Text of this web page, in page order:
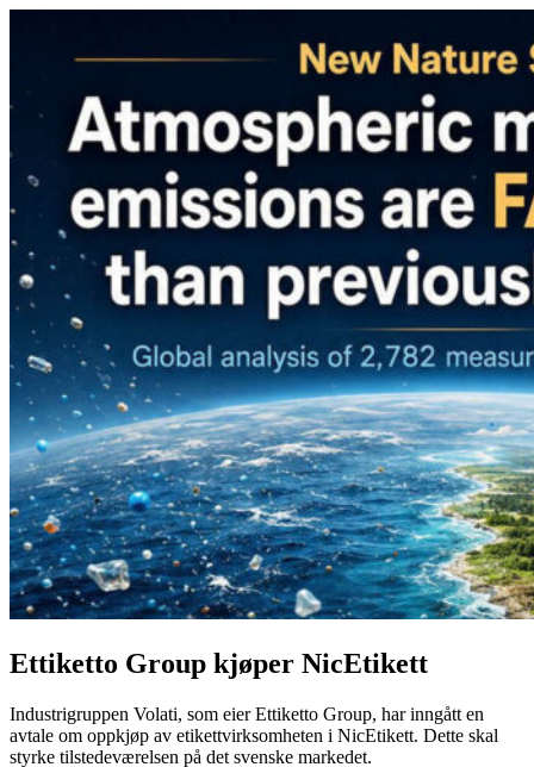
Ettiketto Group kjøper NicEtikett
Industrigruppen Volati, som eier Ettiketto Group, har inngått en
avtale om oppkjøp av etikettvirksomheten i NicEtikett. Dette skal
styrke tilstedeværelsen på det svenske markedet.